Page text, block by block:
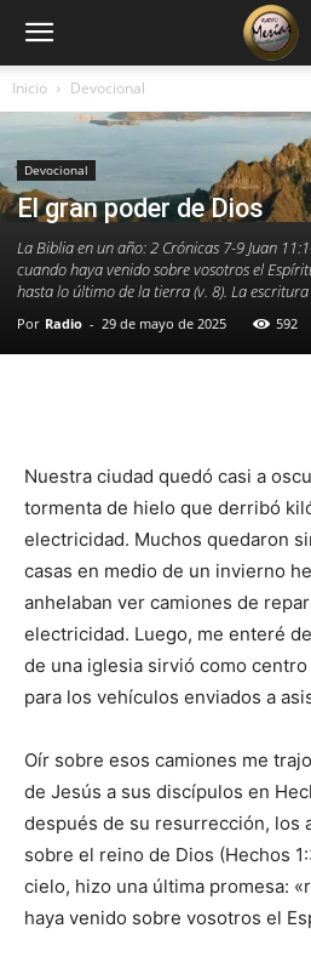
Inicio Devocional
Devocional
El gran poder de Dios
La Biblia en un año: 2 Crónicas 7-9 Juan
cuando haya venido sobre vosotros el
hasta lo último de la tierra (v. 8). La
Por Radio - 29 de mayo de 2025 592
Nuestra ciudad quedó casi a
tormenta de hielo que derribó
electricidad. Muchos quedaron
casas en medio de un invierno
anhelaban ver camiones de
electricidad. Luego, me enteré
de una iglesia sirvió como
para los vehículos enviados a
Oír sobre esos camiones me
de Jesús a sus discípulos en
después de su resurrección, los
sobre el reino de Dios (Hechos
cielo, hizo una última promesa:
haya venido sobre vosotros el